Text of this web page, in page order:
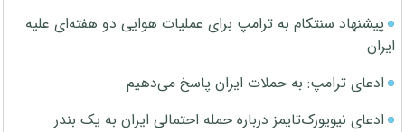
پیشنهاد سنتکام به ترامپ برای عملیات هوایی دو هفته‌ای علیه
ایران
ادعای ترامپ: به حملات ایران پاسخ می‌دهیم
ادعای نیویورک‌تایمز درباره حمله احتمالی ایران به یک بندر